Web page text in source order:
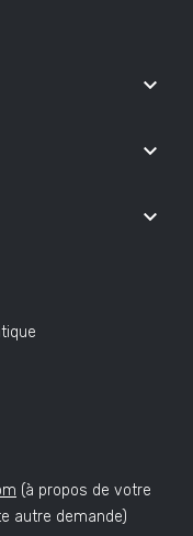
keyboard_arrow_down
keyboard_arrow_down
keyboard_arrow_down
(à propos de votre
autre demande)